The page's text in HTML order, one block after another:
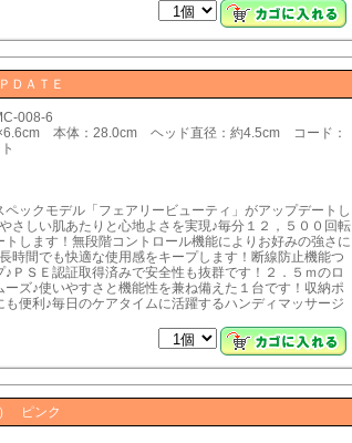
ＤＡＴＥ
008-6
本体：28.0cm ヘッド直径：約4.5cm コード：
ックモデル「フェアリービューティ」がアップデートし
さしい肌あたりと心地よさを実現♪毎分１２，５００回転
します！無段階コントロール機能によりお好みの強さに
時間でも快適な使用感をキープします！断線防止機能つ
ＰＳＥ認証取得済みで安全性も抜群です！２．５ｍのロ
ズ♪使いやすさと機能性を兼ね備えた１台です！収納ポ
便利♪毎日のケアタイムに活躍するハンディマッサージ
ピンク